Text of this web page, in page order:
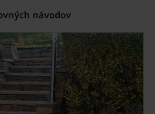
návodov